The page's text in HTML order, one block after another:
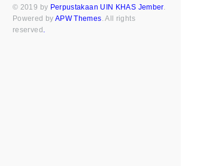
© 2019 by Perpustakaan UIN KHAS Jember.
Powered by APW Themes . All rights
reserved